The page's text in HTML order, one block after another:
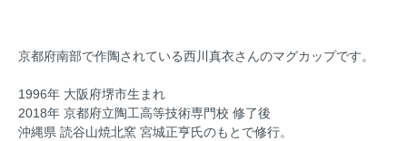
京都府南部で作陶されている西川真衣さんのマグカップです。
1996年 大阪府堺市生まれ
2018年 京都府立陶工高等技術専門校 修了後
沖縄県 読谷山焼北窯 宮城正亨氏のもとで修行。